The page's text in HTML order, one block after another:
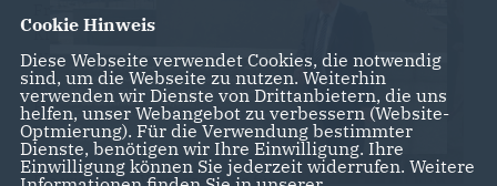
Kindern lebe ich in Ennigerloh-
Westkirchen, fühle mich hier
pudelwohl und arbeite mit viel
Herzblut für die Anliegen meiner
Heimat.
Die wichtigste Voraussetzung für
Cookie Hinweis
Diese Webseite verwendet Cookies, die notwendig
sind, um die Webseite zu nutzen. Weiterhin
verwenden wir Dienste von Drittanbietern, die uns
helfen, unser Webangebot zu verbessern (Website-
Optmierung). Für die Verwendung bestimmter
Dienste, benötigen wir Ihre Einwilligung. Ihre
Einwilligung können Sie jederzeit widerrufen. Weitere